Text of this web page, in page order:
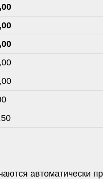
автоматически